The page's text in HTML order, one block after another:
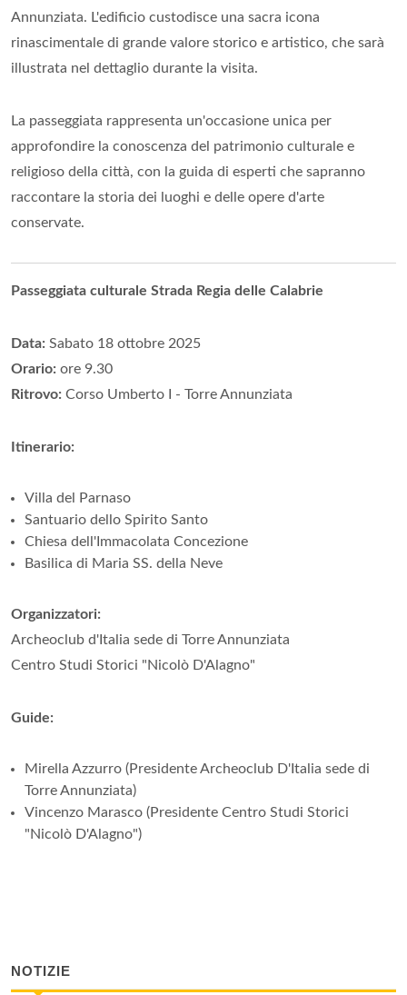
Annunziata. L'edificio custodisce una sacra icona
rinascimentale di grande valore storico e artistico, che sarà
illustrata nel dettaglio durante la visita.
La passeggiata rappresenta un'occasione unica per
approfondire la conoscenza del patrimonio culturale e
religioso della città, con la guida di esperti che sapranno
raccontare la storia dei luoghi e delle opere d'arte
conservate.
Passeggiata culturale Strada Regia delle Calabrie
Data: Sabato 18 ottobre 2025
Orario: ore 9.30
Ritrovo: Corso Umberto I - Torre Annunziata
Itinerario:
Villa del Parnaso
Santuario dello Spirito Santo
Chiesa dell'Immacolata Concezione
Basilica di Maria SS. della Neve
Organizzatori:
Archeoclub d'Italia sede di Torre Annunziata
Centro Studi Storici "Nicolò D'Alagno"
Guide:
Mirella Azzurro (Presidente Archeoclub D'Italia sede di
Torre Annunziata)
Vincenzo Marasco (Presidente Centro Studi Storici
"Nicolò D'Alagno")
NOTIZIE